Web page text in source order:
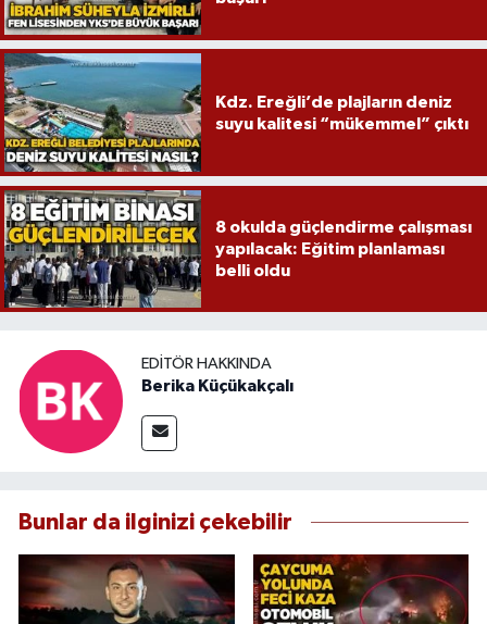
Kdz. Ereğli’de plajların deniz
suyu kalitesi “mükemmel” çıktı
8 okulda güçlendirme çalışması
yapılacak: Eğitim planlaması
belli oldu
EDITÖR HAKKINDA
Berika Küçükakçalı
Bunlar da ilginizi çekebilir